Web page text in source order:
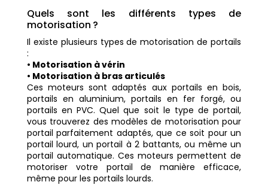
Quels sont les différents types de
motorisation ?
Il existe plusieurs types de motorisation de portails
:
• Motorisation à vérin
• Motorisation à bras articulés
Ces moteurs sont adaptés aux portails en bois,
portails en aluminium, portails en fer forgé, ou
portails en PVC. Quel que soit le type de portail,
vous trouverez des modèles de motorisation pour
portail parfaitement adaptés, que ce soit pour un
portail lourd, un portail à 2 battants, ou même un
portail automatique. Ces moteurs permettent de
motoriser votre portail de manière efficace,
même pour les portails lourds.